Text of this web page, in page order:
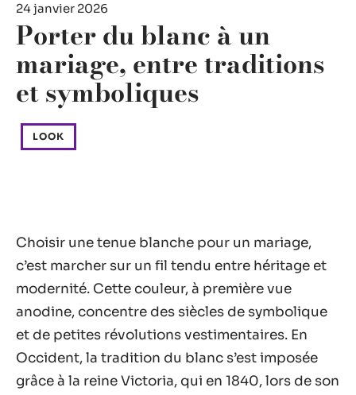
24 janvier 2026
Porter du blanc à un
mariage, entre traditions
et symboliques
LOOK
Choisir une tenue blanche pour un mariage,
c’est marcher sur un fil tendu entre héritage et
modernité. Cette couleur, à première vue
anodine, concentre des siècles de symbolique
et de petites révolutions vestimentaires. En
Occident, la tradition du blanc s’est imposée
grâce à la reine Victoria, qui en 1840, lors de son